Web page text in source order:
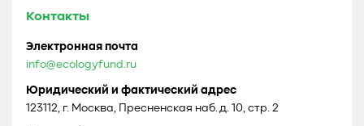
Контакты
Электронная почта
info@ecologyfund.ru
Юридический и фактический адрес
123112, г. Москва, Пресненская наб. д. 10, стр. 2